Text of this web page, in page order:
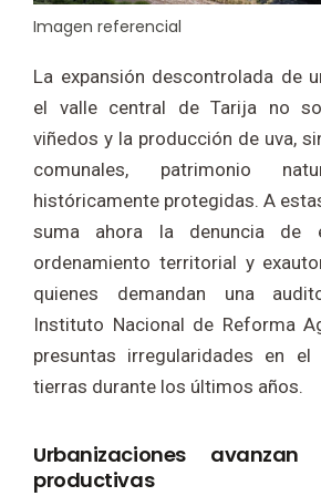
Imagen referencial
La expansión descontrolada de
el valle central de Tarija no
viñedos y la producción de uva,
comunales, patrimonio
históricamente protegidas. A
suma ahora la denuncia de
ordenamiento territorial y
quienes demandan una
Instituto Nacional de Reforma
presuntas irregularidades en el
tierras durante los últimos años.
Urbanizaciones
productivas